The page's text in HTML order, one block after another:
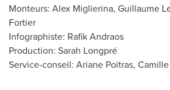
Monteurs: Alex Miglierina, Guillaume
Fortier
Infographiste: Rafik Andraos
Production: Sarah Longpré
Service-conseil: Ariane Poitras,